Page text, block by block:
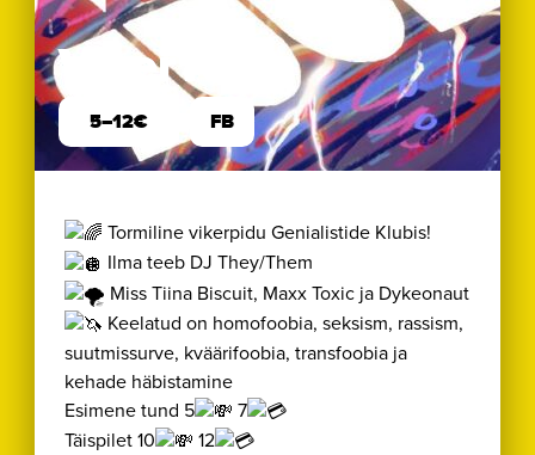
VikerTorm
5–12€ FB
Tormiline vikerpidu Genialistide Klubis!
Ilma teeb DJ They/Them
Miss Tiina Biscuit, Maxx Toxic ja Dykeonaut
Keelatud on homofoobia, seksism, rassism,
suutmissurve, kväärifoobia, transfoobia ja
kehade häbistamine
Esimene tund 5
7
Täispilet 10
12